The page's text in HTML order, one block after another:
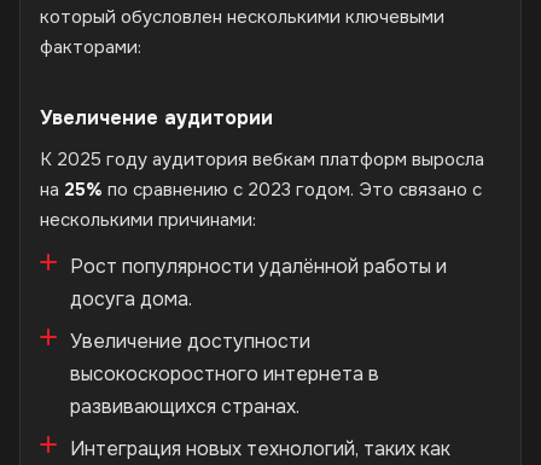
который обусловлен несколькими ключевыми
факторами:
Увеличение аудитории
К 2025 году аудитория вебкам платформ выросла
на 25% по сравнению с 2023 годом. Это связано с
несколькими причинами:
Рост популярности удалённой работы и
досуга дома.
Увеличение доступности
высокоскоростного интернета в
развивающихся странах.
Интеграция новых технологий, таких как